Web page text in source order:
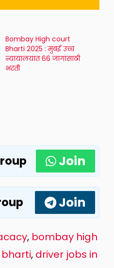
Bombay High court
Bharti 2025 : मुंबई उच्च
न्यायालयात 66 जागांसाठी
भरती
Join
Join
, bombay high
, driver jobs in